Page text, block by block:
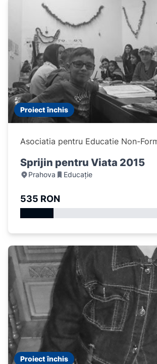
Proiect închis
Asociatia pentru Educatie Non-
Sprijin pentru Viata 2015
Prahova Educație
535 RON
Proiect închis